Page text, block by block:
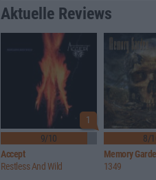
Aktuelle Reviews
1
9/10
Accept
Restless And Wild
8/
Memory
1349